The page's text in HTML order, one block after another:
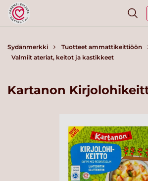
Sydänmerkki Tuotteet ammattikeittiöön
Valmiit ateriat, keitot ja kastikkeet
Kartanon